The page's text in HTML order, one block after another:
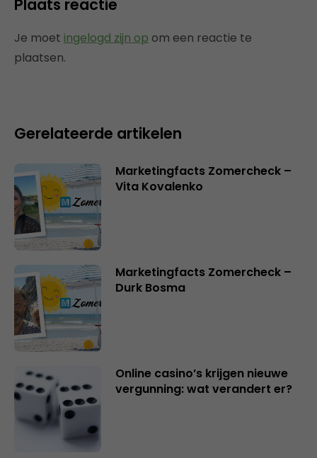
Plaats reactie
Je moet ingelogd zijn op om een reactie te
plaatsen.
Gerelateerde artikelen
Marketingfacts Zomercheck –
Vita Kovalenko
Marketingfacts Zomercheck –
Durk Bosma
Online casino’s krijgen nieuwe
vergunning: wat verandert er?